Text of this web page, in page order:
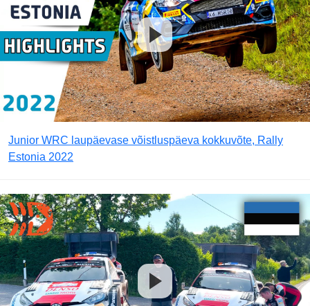
Junior WRC laupäevase võistluspäeva kokkuvõte, Rally
Estonia 2022